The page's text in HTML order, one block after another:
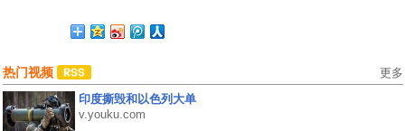
热门视频 更多
印度撕毁和以色列大单
v.youku.com